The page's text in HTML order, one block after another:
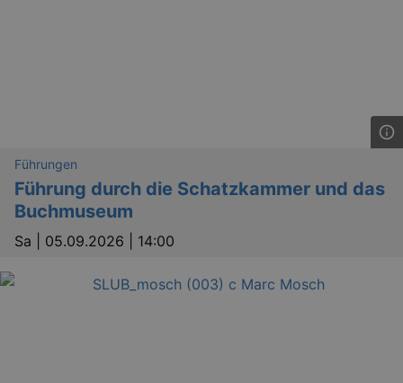
Führungen
Führung durch die Schatzkammer und das
Buchmuseum
Sa | 05.09.2026 | 14:00